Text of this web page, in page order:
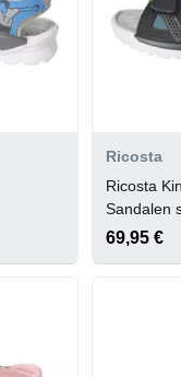
Ricosta
Ricosta
Sandalen
69,95 €